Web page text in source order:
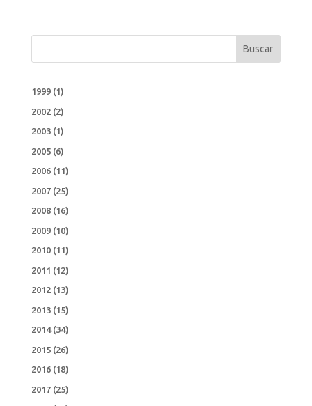
Buscar
1999(1)
2002(2)
2003(1)
2005(6)
2006(11)
2007(25)
2008(16)
2009(10)
2010(11)
2011 (12)
2012(13)
2013(15)
2014(34)
2015(26)
2016(18)
2017(25)